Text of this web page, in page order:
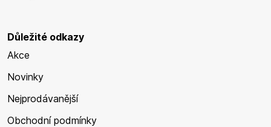
Důležité odkazy
Akce
Novinky
Nejprodávanější
Obchodní podmínky